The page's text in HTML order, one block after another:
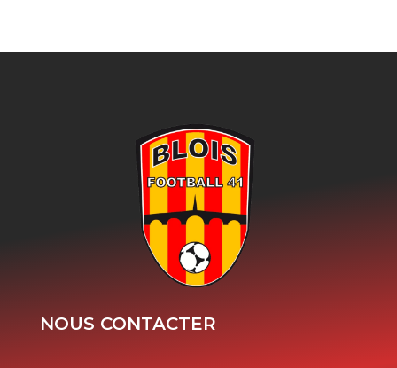
NOUS CONTACTER